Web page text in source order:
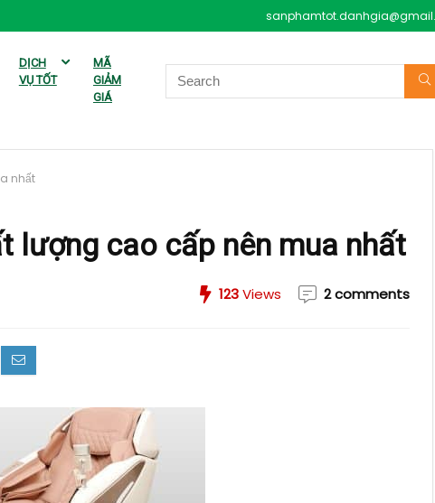
DỊCH
VỤ TỐT
MÃ
GIẢM
GIÁ
nhất
lượng cao cấp nên mua nhất
123Views 2 comments